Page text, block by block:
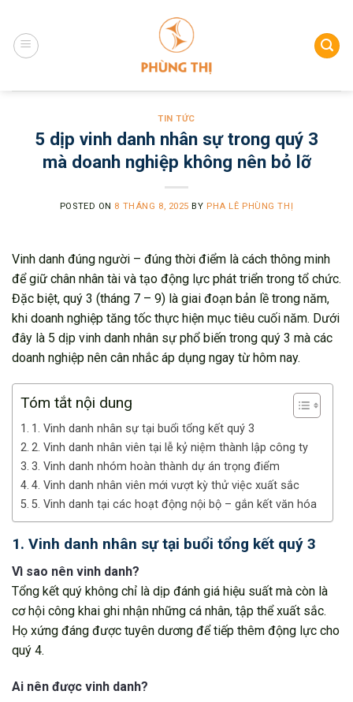
content
TIN TỨC
5 dịp vinh danh nhân sự trong quý 3
mà doanh nghiệp không nên bỏ lỡ
POSTED ON 8 THÁNG 8, 2025 BY PHA LÊ PHÙNG THỊ
Vinh danh đúng người – đúng thời điểm là cách thông minh
để giữ chân nhân tài và tạo động lực phát triển trong tổ chức.
Đặc biệt, quý 3 (tháng 7 – 9) là giai đoạn bản lề trong năm,
khi doanh nghiệp tăng tốc thực hiện mục tiêu cuối năm. Dưới
đây là 5 dịp vinh danh nhân sự phổ biến trong quý 3 mà các
doanh nghiệp nên cân nhắc áp dụng ngay từ hôm nay.
Tóm tắt nội dung
1. Vinh danh nhân sự tại buổi tổng kết quý 3
2. Vinh danh nhân viên tại lễ kỷ niệm thành lập công ty
3. Vinh danh nhóm hoàn thành dự án trọng điểm
4. Vinh danh nhân viên mới vượt kỳ thử việc xuất sắc
5. Vinh danh tại các hoạt động nội bộ – gắn kết văn hóa
1. Vinh danh nhân sự tại buổi tổng kết quý 3
Vì sao nên vinh danh?
Tổng kết quý không chỉ là dịp đánh giá hiệu suất mà còn là
cơ hội công khai ghi nhận những cá nhân, tập thể xuất sắc.
Họ xứng đáng được tuyên dương để tiếp thêm động lực cho
quý 4.
Ai nên được vinh danh?